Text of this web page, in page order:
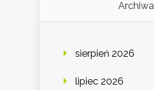
Archiwa
sierpień 2026
lipiec 2026